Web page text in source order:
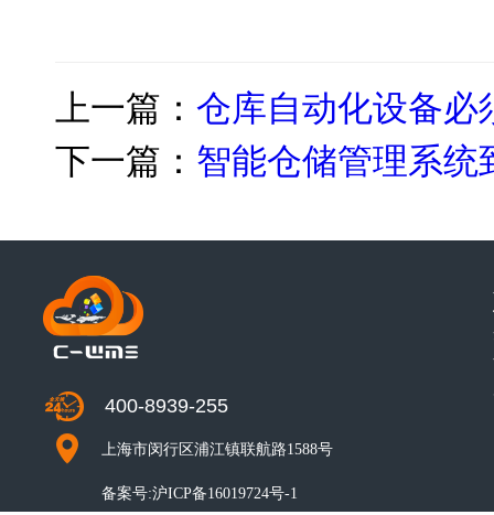
上一篇： 仓库自动化设备必
下一篇： 智能仓储管理系统
400-8939-255
上海市闵行区浦江镇联航路1588号
备案号:沪ICP备16019724号-1